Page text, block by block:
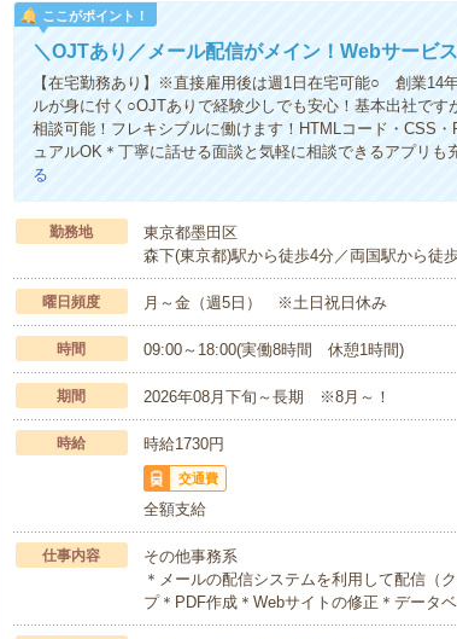
ここがポイント！
＼OJTあり／メール配信がメイン！Webサービ
【在宅勤務あり】※直接雇用後は週1日在宅可能○ 創業14
ルが身に付く○OJTありで経験少しでも安心！基本出社で
相談可能！フレキシブルに働けます！HTMLコード・CSS
ュアルOK＊丁寧に話せる面談と気軽に相談できるアプリ
る
勤務地
東京都墨田区
森下(東京都)駅から徒歩4分／両国駅から徒
曜日頻度 月～金（週5日） ※土日祝日休み
時間 09:00～18:00(実働8時間 休憩1時間)
期間 2026年08月下旬～長期 ※8月～！
時給 時給1730円
交通費
全額支給
仕事内容
その他事務系
＊メールの配信システムを利用して配信（
プ＊PDF作成＊Webサイトの修正＊データ